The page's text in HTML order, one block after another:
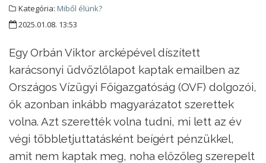
Kategória: Miből élünk?
2025.01.08. 13:53
Egy Orbán Viktor arcképével díszített
karácsonyi üdvözlőlapot kaptak emailben az
Országos Vízügyi Főigazgatóság (OVF) dolgozói,
ők azonban inkább magyarázatot szerettek
volna. Azt szerették volna tudni, mi lett az év
végi többletjuttatásként beígért pénzükkel,
amit nem kaptak meg, noha előzőleg szerepelt